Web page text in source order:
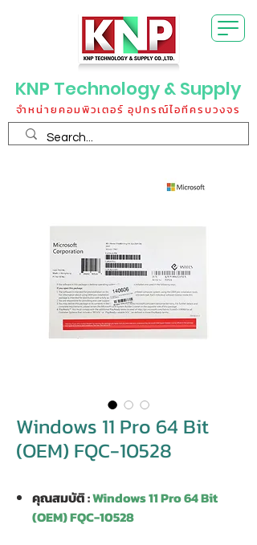
KNP Technology & Supply
จำหน่ายคอมพิวเตอร์ อุปกรณ์ไอทีครบวงจร
Windows 11 Pro 64 Bit
(OEM) FQC-10528
คุณสมบัติ :Windows 11 Pro 64 Bit
(OEM) FQC-10528